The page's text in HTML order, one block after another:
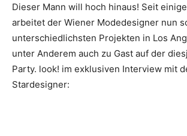
Dieser Mann will hoch hinaus! Seit
arbeitet der Wiener Modedesigner nun
unterschiedlichsten Projekten in Los
unter Anderem auch zu Gast auf der
Party. look! im exklusiven Interview mit
Stardesigner: